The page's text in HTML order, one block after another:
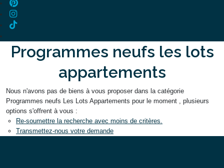
Programmes neufs les lots
appartements
Nous n'avons pas de biens à vous proposer dans la catégorie
Programmes neufs Les Lots Appartements pour le moment , plusieurs
options s'offrent à vous :
Re-soumettre la recherche avec moins de critères.
Transmettez-nous votre demande